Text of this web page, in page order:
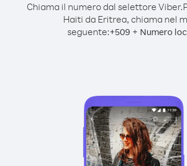
Chiama il numero dal selettore Viber.
Haiti da Eritrea, chiama nel
seguente:+509 + Numero